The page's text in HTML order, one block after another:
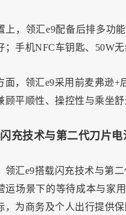
上，领汇e9配备后排多功
；手机NFC车钥匙、50W
面，领汇e9采用前麦弗逊
顾平顺性、操控性与乘坐舒
充技术与第二代刀片
领汇e9搭载闪充技术与第
运场景下的等待成本与家
，为商务及个人出行提供保